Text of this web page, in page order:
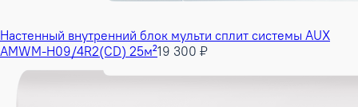
Настенный внутренний блок мульти сплит системы AUX
AMWM-H09/4R2(CD) 25м²19 300 ₽